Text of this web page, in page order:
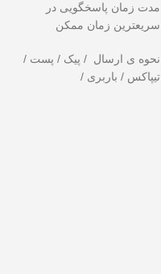
مدت زمان پاسخگویی در
سریعترین زمان ممکن
نحوه ی ارسال / پیک / پست /
تیپاکس / باربری /